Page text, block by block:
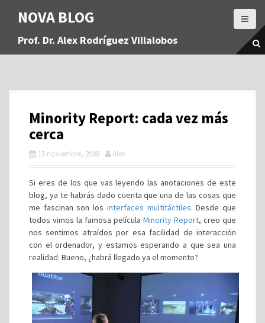
a
NOVA BLOG
Prof. Dr. Alex Rodríguez Villalobos
Minority Report: cada vez más
cerca
15 noviembre, 2008 Alex
Si eres de los que vas leyendo las anotaciones de este
blog, ya te habrás dado cuenta que una de las cosas que
me fascinan son los interfaces multitáctiles. Desde que
todos vimos la famosa película Minority Report, creo que
nos sentimos atraídos por esa facilidad de interacción
con el ordenador, y estamos esperando a que sea una
realidad. Bueno, ¿habrá llegado ya el momento?